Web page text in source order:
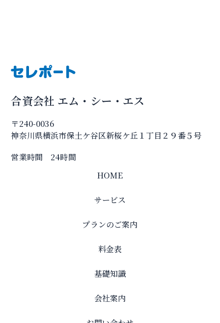
合資会社 エム・シー・エス
〒240-0036
神奈川県横浜市保土ケ谷区新桜ケ丘１丁目２９番５号
営業時間 24時間
HOME
サービス
プランのご案内
料金表
基礎知識
会社案内